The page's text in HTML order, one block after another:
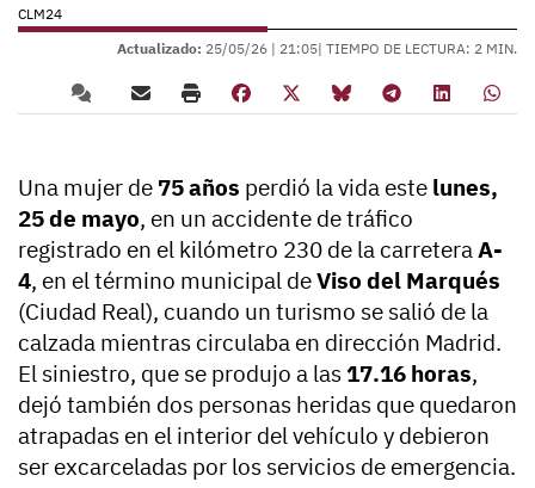
CLM24
Actualizado: 25/05/26 | 21:05| TIEMPO DE LECTURA: 2 MIN.
Una mujer de 75 años perdió la vida este lunes,
25 de mayo, en un accidente de tráfico
registrado en el kilómetro 230 de la carreteraA-
4, en el término municipal deViso del Marqués
(Ciudad Real), cuando un turismo se salió de la
calzada mientras circulaba en dirección Madrid.
El siniestro, que se produjo a las 17.16 horas,
dejó también dos personas heridas que quedaron
atrapadas en el interior del vehículo y debieron
ser excarceladas por los servicios de emergencia.